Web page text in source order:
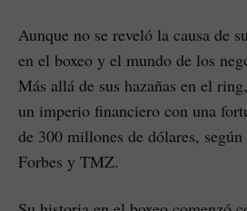
Aunque no se reveló la causa de
en el boxeo y el mundo de los
Más allá de sus hazañas en el
un imperio financiero con una
de 300 millones de dólares,
Forbes y TMZ.